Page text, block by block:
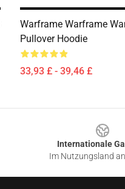
Warframe Warframe
Pullover Hoodie
33,93 £ - 39,46 £
Internationale
Im Nutzungsland